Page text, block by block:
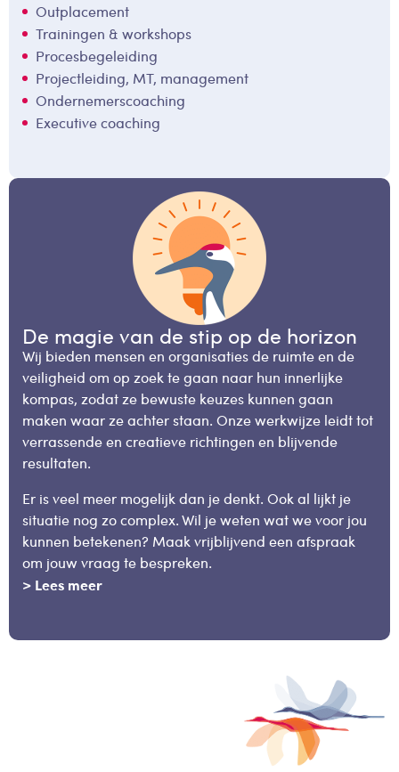
Outplacement
Trainingen & workshops
Procesbegeleiding
Projectleiding, MT, management
Ondernemerscoaching
Executive coaching
De magie van de stip op de horizon
Wij bieden mensen en organisaties de ruimte en de
veiligheid om op zoek te gaan naar hun innerlijke
kompas, zodat ze bewuste keuzes kunnen gaan
maken waar ze achter staan. Onze werkwijze leidt tot
verrassende en creatieve richtingen en blijvende
resultaten.
Er is veel meer mogelijk dan je denkt. Ook al lijkt je
situatie nog zo complex. Wil je weten wat we voor jou
kunnen betekenen? Maak vrijblijvend een afspraak
om jouw vraag te bespreken.
> Lees meer